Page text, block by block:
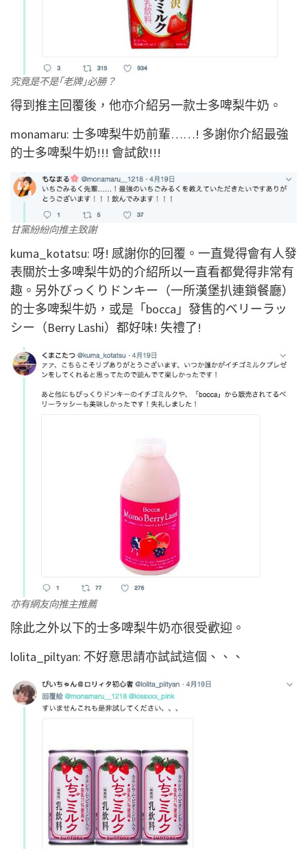
究竟是不是｢老牌｣必勝？
得到推主回覆後，他亦介紹另一款士多啤梨牛奶。
monamaru: 士多啤梨牛奶前輩……! 多謝你介紹最強
的士多啤梨牛奶!!! 會試飲!!!
甘黨紛紛向推主致謝
kuma_kotatsu: 呀! 感謝你的回覆。一直覺得會有人發
表關於士多啤梨牛奶的介紹所以一直看都覺得非常有
趣。另外びっくりドンキー（一所漢堡扒連鎖餐廳）
的士多啤梨牛奶，或是「bocca」發售的ベリーラッ
シー（Berry Lashi）都好味! 失禮了!
亦有網友向推主推薦
除此之外以下的士多啤梨牛奶亦很受歡迎。
lolita_piltyan: 不好意思請亦試試這個、、、